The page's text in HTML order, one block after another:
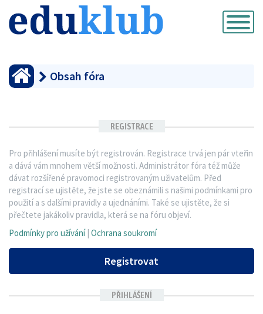
Přepnout
navigaci
Obsah fóra
REGISTRACE
Pro přihlášení musíte být registrován. Registrace trvá jen pár vteřin
a dává vám mnohem větší možnosti. Administrátor fóra též může
dávat rozšířené pravomoci registrovaným uživatelům. Před
registrací se ujistěte, že jste se obeznámili s našimi podmínkami pro
použití a s dalšími pravidly a ujednáními. Také se ujistěte, že si
přečtete jakákoliv pravidla, která se na fóru objeví.
Podmínky pro užívání| Ochrana soukromí
Registrovat
PŘIHLÁŠENÍ